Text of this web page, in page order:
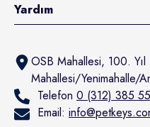
Yardım
OSB Mahallesi, 100.
Mahallesi/Yenimahalle/
Telefon 0 (312) 385
Email: